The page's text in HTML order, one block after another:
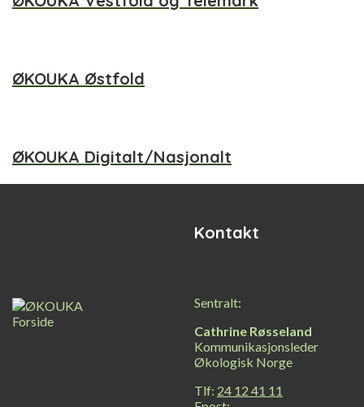
ØKOUKA Østfold
ØKOUKA Digitalt/Nasjonalt
Kontakt
Sentralt:
Cathrine Røsseland
Kommunikasjonsleder
Økologisk Norge
Tlf: 24 12 41 11